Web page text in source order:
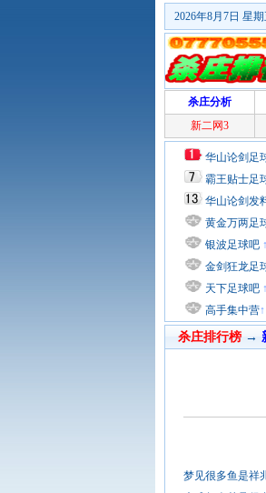
2026年8月7日 星
杀庄分析
新二网3
华山论剑足
霸王贴士足
华山论剑发
黄金万两足
银波足球吧 ↑
金剑狂龙足
天下足球吧 ↑
高手集中营↑
杀庄排行榜 →
梦见很多鱼是祥